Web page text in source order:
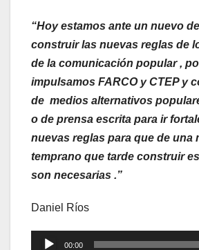
“Hoy estamos ante un nuevo
construir las nuevas reglas de
de la comunicación popular ,
impulsamos FARCO y CTEP y
de medios alternativos
o de prensa escrita para ir
nuevas reglas para que de una
temprano que tarde construir
son necesarias .”
Daniel Ríos
Reproductor
00:00